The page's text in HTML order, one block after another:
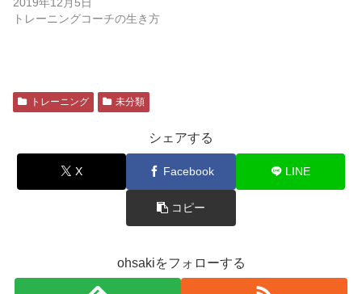
トレーニングコーチの生き方
トレーニング 未分類
シェアする
X Facebook LINE
コピー
ohsakiをフォローする